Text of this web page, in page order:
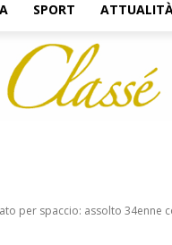
SPORT
per spaccio: assolto 34enne